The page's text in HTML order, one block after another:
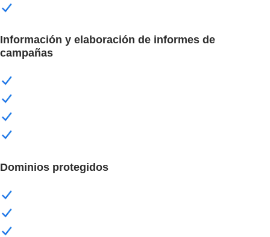
Información y elaboración de informes de
campañas
Dominios protegidos